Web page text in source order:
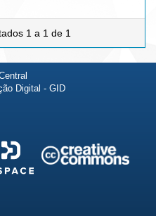
1 a 1 de 1
Digital - GID